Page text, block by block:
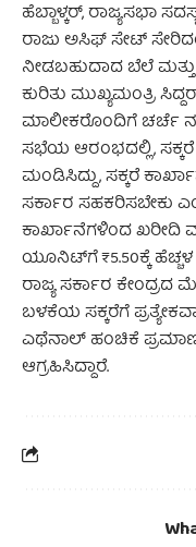
ಹೆಬ್ಬಾಳ್ಕರ್, ರಾಜ್ಯಸಭಾ
ರಾಜು ಅಸಿಫ್ ಸೇಟ್
ನೀಡಬಹುದಾದ ಬೆಲೆ
ಕುರಿತು ಮುಖ್ಯಮಂತ್ರಿ
ಮಾಲೀಕರೊಂದಿಗೆ ಚರ್ಚೆ
ಸಭೆಯ ಆರಂಭದಲ್ಲಿ,
ಮಂಡಿಸಿದ್ದು, ಸಕ್ಕರೆ
ಸರ್ಕಾರ ಸಹಕರಿಸಬೇಕು
ಕಾರ್ಖಾನೆಗಳಿಂದ ಖರೀದಿ
ಯೂನಿಟ್‌ಗೆ ₹5.50ಕ್ಕೆ
ರಾಜ್ಯ ಸರ್ಕಾರ ಕೇಂದ್ರದ
ಬಳಕೆಯ ಸಕ್ಕರೆಗೆ
ಎಥೆನಾಲ್ ಹಂಚಿಕೆ
ಆಗ್ರಹಿಸಿದ್ದಾರೆ.